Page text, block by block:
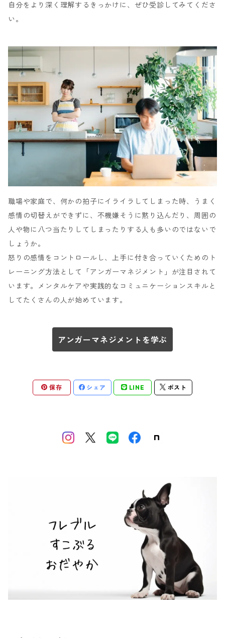
自分をより深く理解するきっかけに、ぜひ受診してみてくださ
い。
職場や家庭で、何かの拍子にイライラしてしまった時、うまく
感情の切替えができずに、不機嫌そうに黙り込んだり、周囲の
人や物に八つ当たりしてしまったりする人も多いのではないで
しょうか。
怒りの感情をコントロールし、上手に付き合っていくためのト
レーニング方法として「アンガーマネジメント」が注目されて
います。メンタルケアや実践的なコミュニケーションスキルと
してたくさんの人が始めています。
アンガーマネジメントを学ぶ
保存 シェア LINE ポスト